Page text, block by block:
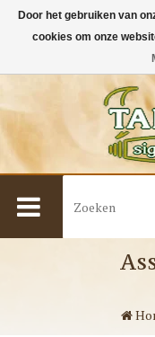
Door het gebruiken van
cookies om onze